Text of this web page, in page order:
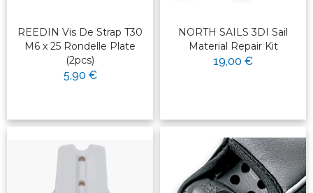
REEDIN Vis De Strap T30
M6 x 25 Rondelle Plate
(2pcs)
5,90 €
NORTH SAILS 3DI Sail
Material Repair Kit
19,00 €